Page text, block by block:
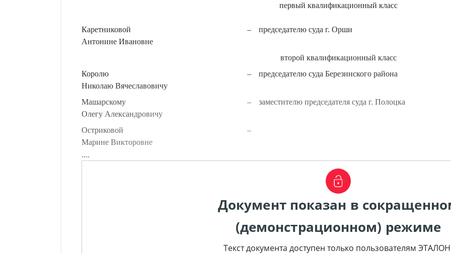
первый квалификационный класс
Каретниковой
Антонине Ивановне
– председателю суда г. Орши
второй квалификационный класс
Королю
Николаю Вячеславовичу
– председателю суда Березинского района
Машарскому
Олегу Александровичу
– заместителю председателя суда г. Полоцка
Остриковой
Марине Викторовне
–
....
Документ показан в
(демонстрационном) режиме
Текст документа доступен только пользователям